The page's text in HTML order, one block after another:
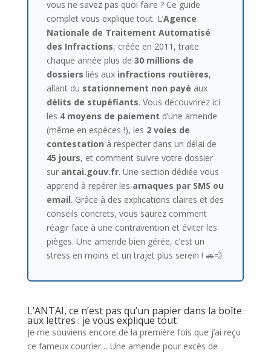
vous ne savez pas quoi faire ? Ce guide
complet vous explique tout. L’Agence
Nationale de Traitement Automatisé
des Infractions, créée en 2011, traite
chaque année plus de 30 millions de
dossiers liés aux infractions routières,
allant du stationnement non payé aux
délits de stupéfiants. Vous découvrirez ici
les 4 moyens de paiement d’une amende
(même en espèces !), les 2 voies de
contestation à respecter dans un délai de
45 jours, et comment suivre votre dossier
sur antai.gouv.fr. Une section dédiée vous
apprend à repérer les arnaques par SMS ou
email. Grâce à des explications claires et des
conseils concrets, vous saurez comment
réagir face à une contravention et éviter les
pièges. Une amende bien gérée, c’est un
stress en moins et un trajet plus serein ! 🚗💨
L’ANTAI, ce n’est pas qu’un papier dans la boîte
aux lettres : je vous explique tout
Je me souviens encore de la première fois que j’ai reçu
ce fameux courrier… Une amende pour excès de